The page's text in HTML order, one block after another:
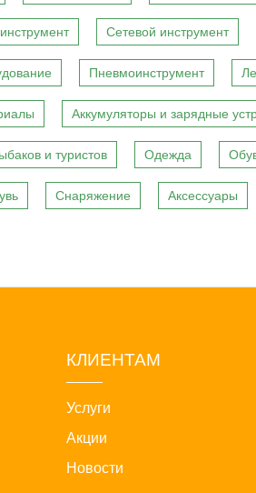
Сетевой инструмент
Пневмоинструмент
Аккумуляторы и зарядные
и туристов Одежда
Снаряжение Аксессуары
КЛИЕНТАМ
Услуги
Акции
Новости